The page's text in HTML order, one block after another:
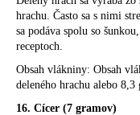
hrachu. Často sa s nimi
sa podáva spolu so
receptoch.
Obsah vlákniny: Obsah
deleného hrachu alebo 8,3
16. Cícer (7 gramov)